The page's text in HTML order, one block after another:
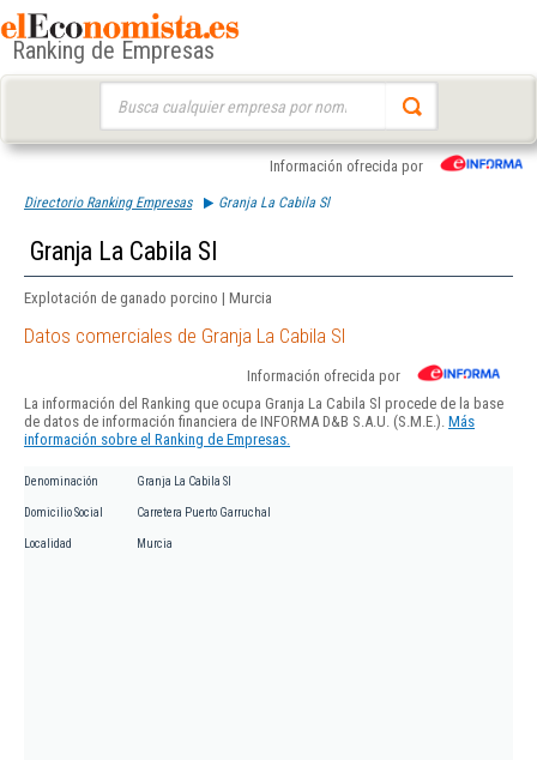
Ranking de Empresas
Información ofrecida por
Directorio Ranking Empresas Granja La Cabila Sl
Granja La Cabila Sl
Explotación de ganado porcino | Murcia
Datos comerciales de Granja La Cabila Sl
Información ofrecida por
La información del Ranking que ocupa Granja La Cabila Sl procede de la base
de datos de información financiera de INFORMA D&B S.A.U. (S.M.E.). Más
información sobre el Ranking de Empresas.
Denominación Granja La Cabila Sl
Domicilio Social Carretera Puerto Garruchal
Localidad Murcia